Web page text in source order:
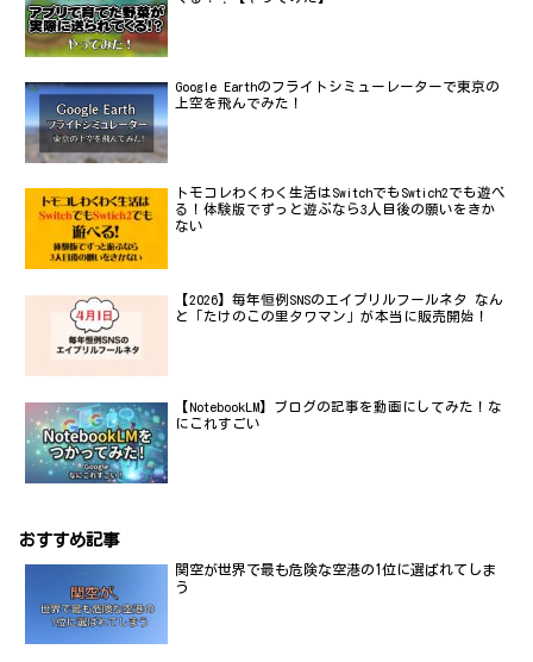
Google Earthのフライトシミューレーターで東京の
上空を飛んでみた！
トモコレわくわく生活はSwitchでもSwtich2でも遊べ
る！体験版でずっと遊ぶなら3人目後の願いをきか
ない
【2026】毎年恒例SNSのエイプリルフールネタ なん
と「たけのこの里タワマン」が本当に販売開始！
【NotebookLM】ブログの記事を動画にしてみた！な
にこれすごい
おすすめ記事
関空が世界で最も危険な空港の1位に選ばれてしま
う